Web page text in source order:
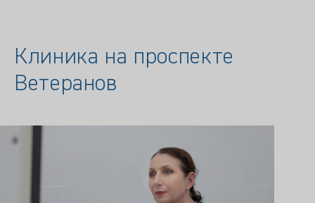
Клиника на проспекте
Ветеранов